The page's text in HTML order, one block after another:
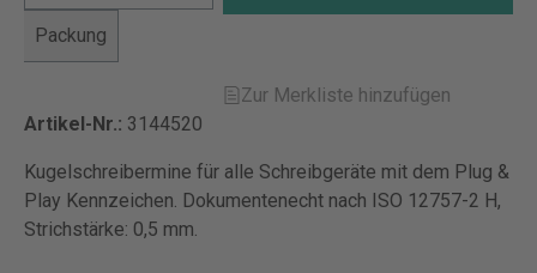
Packung
Zur Merkliste hinzufügen
Artikel-Nr.: 3144520
Kugelschreibermine für alle Schreibgeräte mit dem Plug &
Play Kennzeichen. Dokumentenecht nach ISO 12757-2 H,
Strichstärke: 0,5 mm.